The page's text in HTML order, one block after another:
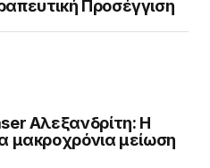
Προσέγγιση
Αλεξανδρίτη: Η
μακροχρόνια μείωση